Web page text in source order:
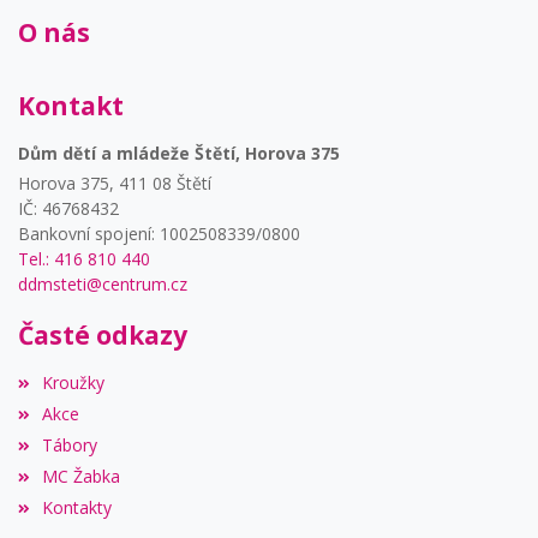
O nás
Kontakt
Dům dětí a mládeže Štětí, Horova 375
Horova 375, 411 08 Štětí
IČ: 46768432
Bankovní spojení: 1002508339/0800
Tel.: 416 810 440
ddmsteti@centrum.cz
Časté odkazy
Kroužky
Akce
Tábory
MC Žabka
Kontakty